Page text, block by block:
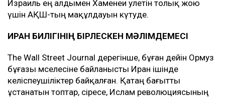
Израиль ең алдымен Хаменеи әулетін толық жою
үшін АҚШ-тың мақұлдауын күтуде.
ИРАН БИЛІГІНІҢ БІРЛЕСКЕН МӘЛІМДЕМЕСІ
The Wall Street Journal дерегінше, бұған дейін Ормуз
бұғазы мәселесіне байланысты Иран ішінде
келіспеушіліктер байқалған. Қатаң бағытты
ұстанатын топтар, әсіресе, Ислам революциясының